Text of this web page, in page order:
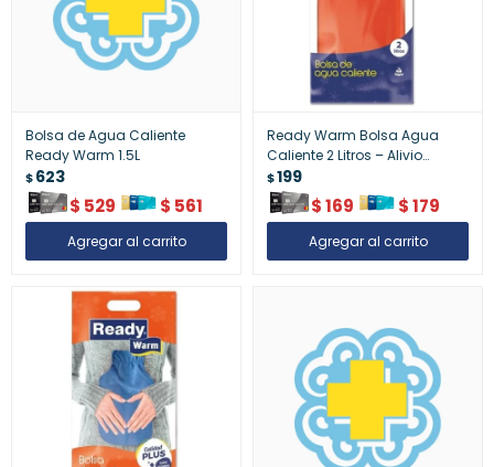
Bolsa de Agua Caliente
Ready Warm 1.5L
$623
$ 529 $ 561
Ready Warm Bolsa Agua
Caliente 2 Litros – Alivio
Muscular
$199
$169 $179